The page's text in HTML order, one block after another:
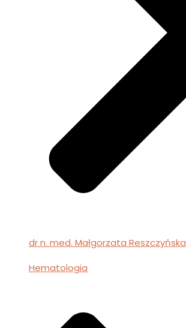
dr n. med. Małgorzata Reszczyńska
Hematologia